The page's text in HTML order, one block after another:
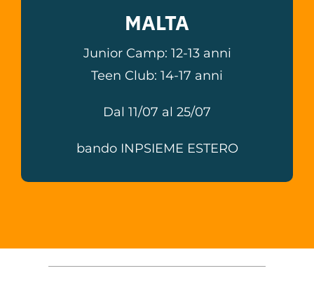
MALTA
Junior Camp: 12-13 anni
Teen Club: 14-17 anni
Dal 11/07 al 25/07
bando INPSIEME ESTERO